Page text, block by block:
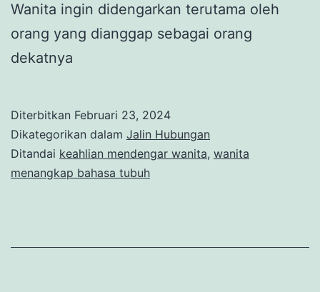
Wanita ingin didengarkan terutama oleh
orang yang dianggap sebagai orang
dekatnya
Diterbitkan Februari 23, 2024
Dikategorikan dalam Jalin Hubungan
Ditandai keahlian mendengar wanita, wanita
menangkap bahasa tubuh